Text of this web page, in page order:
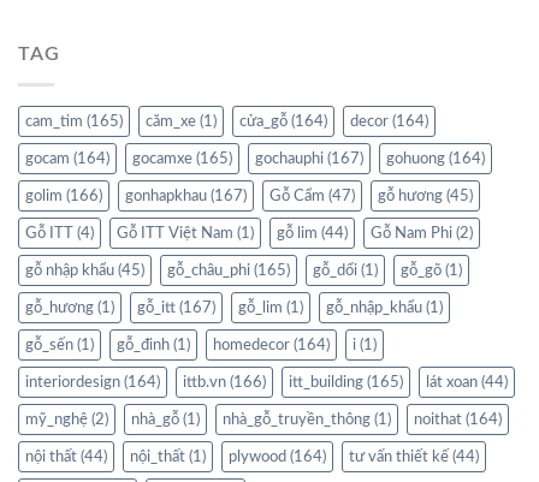
TAG
cam_tim (165) căm_xe (1) cửa_gỗ (164) decor (164)
gocam (164) gocamxe (165) gochauphi (167) gohuong (164)
golim (166) gonhapkhau (167) Gỗ Cẩm (47) gỗ hương (45)
Gỗ ITT (4) Gỗ ITT Việt Nam (1) gỗ lim (44) Gỗ Nam Phi (2)
gỗ nhập khẩu (45) gỗ_châu_phi (165) gỗ_dổi (1) gỗ_gõ (1)
gỗ_hương (1) gỗ_itt (167) gỗ_lim (1) gỗ_nhập_khẩu (1)
gỗ_sến (1) gỗ_đinh (1) homedecor (164) i (1)
interiordesign (164) ittb.vn (166) itt_building (165) lát xoan (44)
mỹ_nghệ (2) nhà_gỗ (1) nhà_gỗ_truyền_thông (1) noithat (164)
nội thất (44) nội_thất (1) plywood (164) tư vấn thiết kế (44)